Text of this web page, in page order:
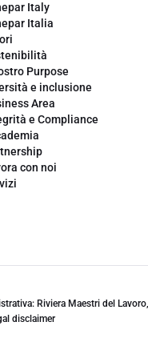
Italy
Italia
Purpose
e inclusione
Area
e Compliance
con noi
Riviera Maestri del
disclaimer